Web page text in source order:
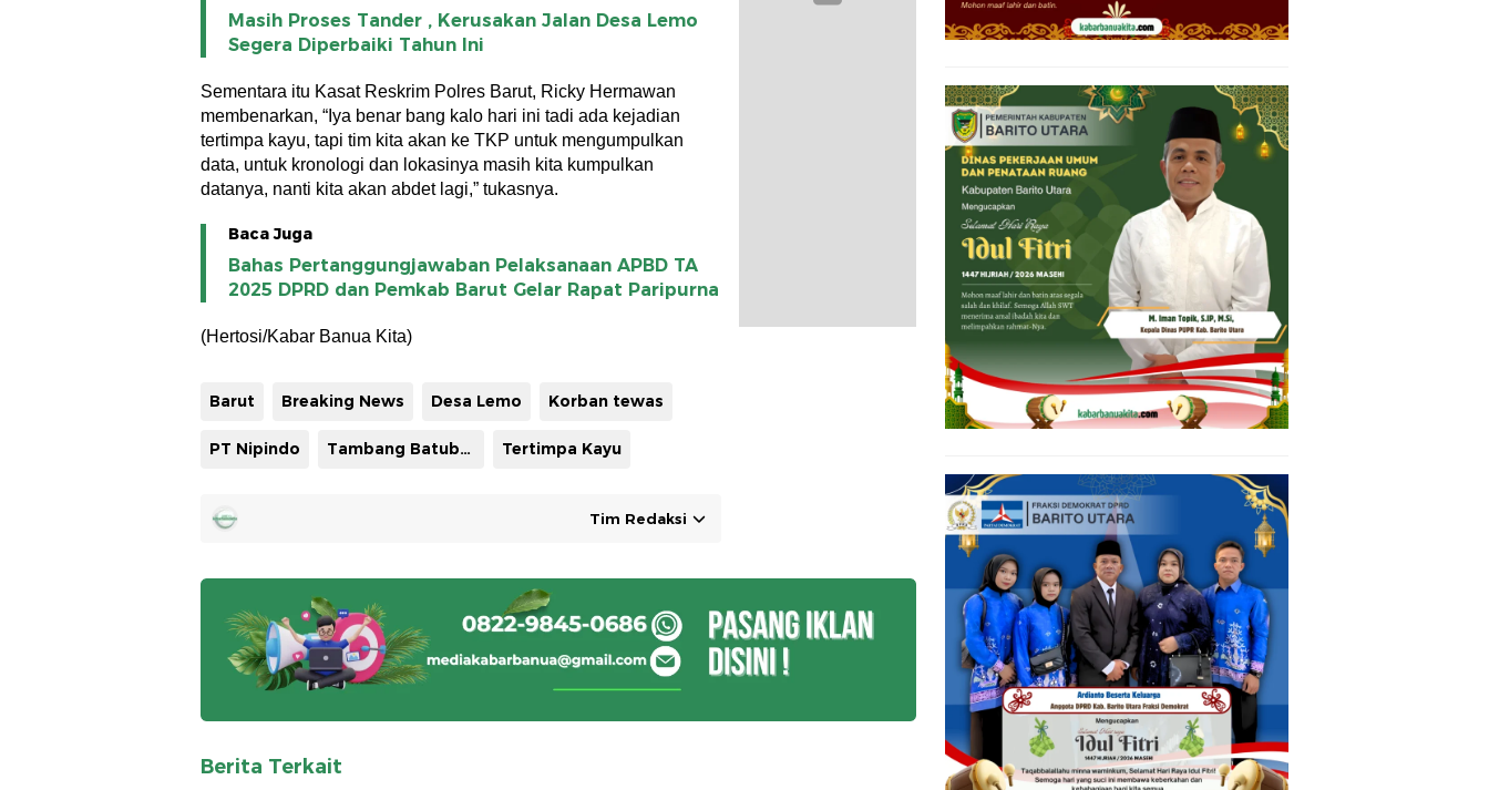
Masih Proses Tander , Kerusakan Jalan Desa Lemo
Segera Diperbaiki Tahun Ini
Sementara itu Kasat Reskrim Polres Barut, Ricky Hermawan
membenarkan, “Iya benar bang kalo hari ini tadi ada kejadian
tertimpa kayu, tapi tim kita akan ke TKP untuk mengumpulkan
data, untuk kronologi dan lokasinya masih kita kumpulkan
datanya, nanti kita akan abdet lagi,” tukasnya.
Baca Juga
Bahas Pertanggungjawaban Pelaksanaan APBD TA
2025 DPRD dan Pemkab Barut Gelar Rapat Paripurna
(Hertosi/Kabar Banua Kita)
Barut Breaking News Desa Lemo Korban tewas
PT Nipindo Tambang Batubara Tertimpa Kayu
Tim Redaksi
Berita Terkait